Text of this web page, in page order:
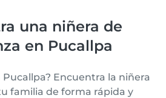
una niñera de
en Pucallpa
Pucallpa? Encuentra la niñera
familia de forma rápida y